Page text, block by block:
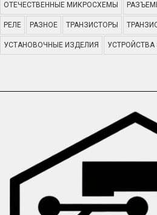
ОТЕЧЕСТВЕННЫЕ МИКРОСХЕМЫ
РЕЛЕ РАЗНОЕ ТРАНЗИСТОРЫ
УСТАНОВОЧНЫЕ ИЗДЕЛИЯ